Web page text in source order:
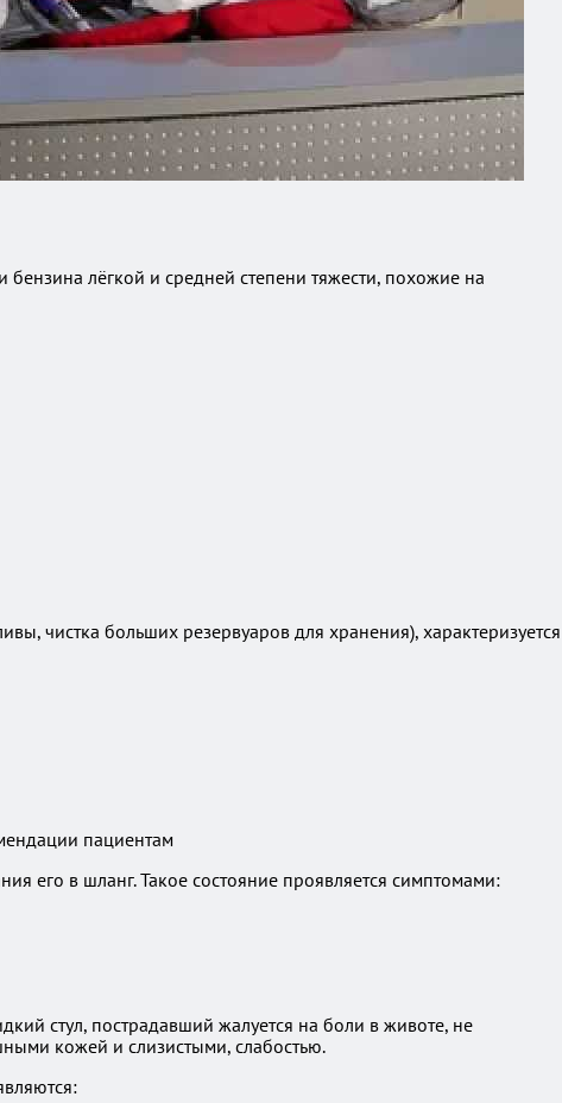
лёгкой и средней степени тяжести, похожие на
чистка больших резервуаров для хранения), характеризуется
пациентам
его в шланг. Такое состояние проявляется симптомами:
стул, пострадавший жалуется на боли в животе, не
кожей и слизистыми, слабостью.